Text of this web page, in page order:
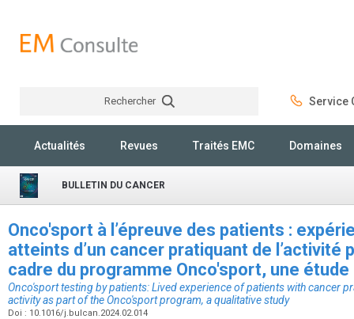
Rechercher Service
Actualités Revues Traités EMC Domaines
BULLETIN DU CANCER
Onco'sport à l’épreuve des patients :
atteints d’un cancer pratiquant de l’activité
cadre du programme Onco'sport, une
Onco'sport testing by patients: Lived experience of patients with cancer
activity as part of the Onco'sport program, a qualitative study
Doi : 10.1016/j.bulcan.2024.02.014